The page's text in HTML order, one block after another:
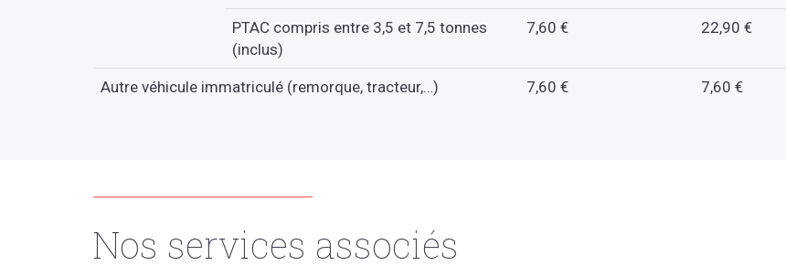
PTAC compris entre 3,5 et 7,5 tonnes
(inclus)
7,60 € 22,90 €
Autre véhicule immatriculé (remorque, tracteur,…) 7,60 € 7,60 €
Nos services associés